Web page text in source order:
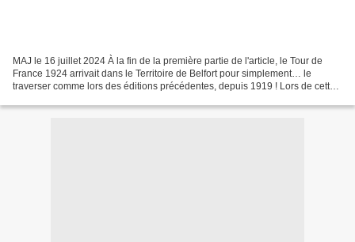
MAJ le 16 juillet 2024 À la fin de la première partie de l'article, le Tour de
France 1924 arrivait dans le Territoire de Belfort pour simplement… le
traverser comme lors des éditions précédentes, depuis 1919 ! Lors de cette